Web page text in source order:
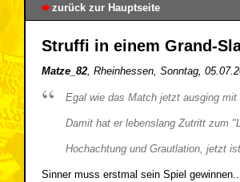
zurück zur Hauptseite
Struffi in einem Grand-
Matze_82 Rheinhessen Sonntag,
Egal wie das Match jetzt ausging
Damit hat er lebenslang Zutritt zum
Hochachtung und Grautlation, jetzt
Sinner muss erstmal sein Spiel